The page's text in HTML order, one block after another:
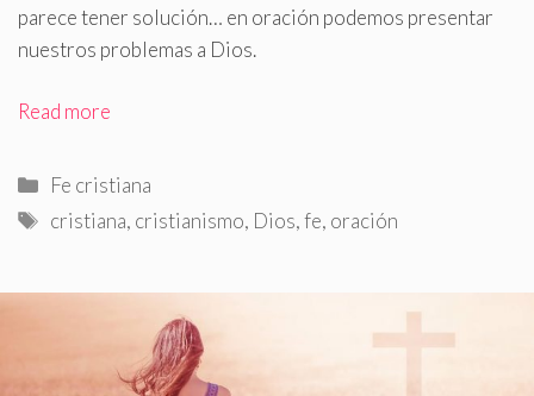
parece tener solución… en oración podemos presentar
nuestros problemas a Dios.
Read more
Categorías
Fe cristiana
Etiquetas
cristiana, cristianismo, Dios,fe, oración